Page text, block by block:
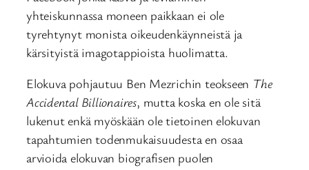
yhteiskunnassa moneen paikkaan ei ole
tyrehtynyt monista oikeudenkäynneistä ja
kärsityistä imagotappioista huolimatta.
Elokuva pohjautuu Ben Mezrichin teokseen The
Accidental Billionaires, mutta koska en ole sitä
lukenut enkä myöskään ole tietoinen elokuvan
tapahtumien todenmukaisuudesta en osaa
arvioida elokuvan biografisen puolen